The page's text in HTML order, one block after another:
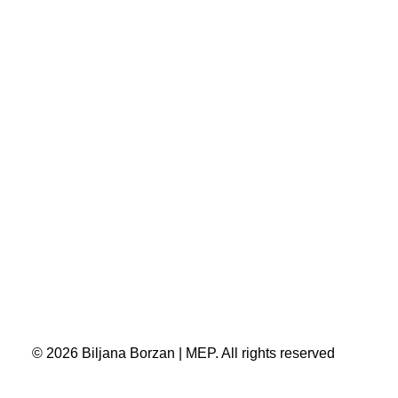
© 2026 Biljana Borzan | MEP. All rights reserved